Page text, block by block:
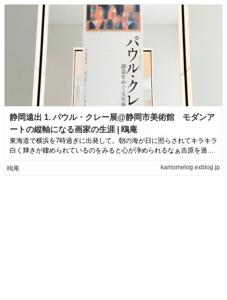
静岡遠出 1. パウル・クレー展@静岡市美術館 モダンア
ートの縦軸になる画家の生涯 | 鴎庵
東海道で横浜を7時過ぎに出発して。朝の海が日に照らされてキラキラ
白く輝きが鏤められているのをみると心が浄められるなぁ吉原を過ぎ
鴎庵 kamomelog.exblog.jp